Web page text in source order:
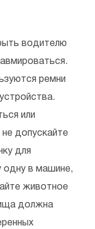
водителю
ремни
или
не допускайте
для
одну в машине,
животное
должна